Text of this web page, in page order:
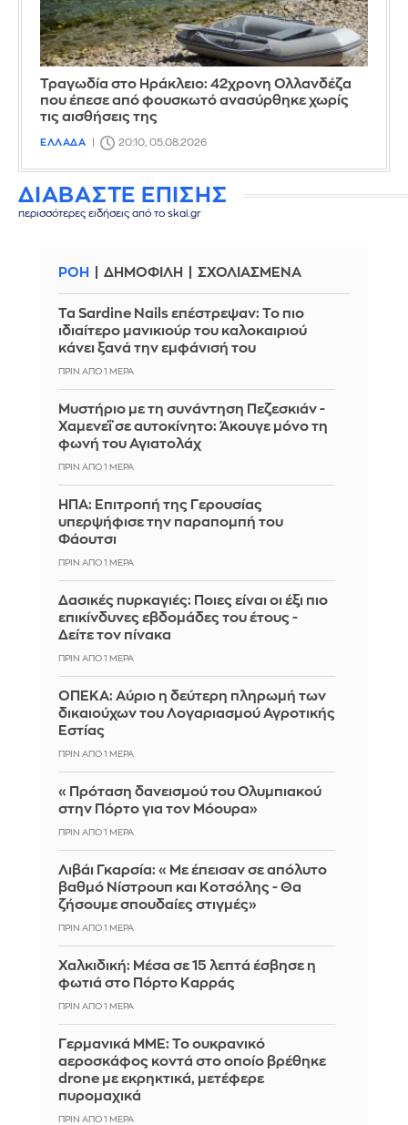
Τραγωδία στο Ηράκλειο: 42χρονη Ολλανδέζα
που έπεσε από φουσκωτό ανασύρθηκε χωρίς
τις αισθήσεις της
ΕΛΛΑΔΑ 20:10, 05.08.2026
ΔΙΑΒΑΣΤΕ ΕΠΙΣΗΣ
περισσότερες ειδήσεις από το skai.gr
ΡΟΗ ΔΗΜΟΦΙΛΗ ΣΧΟΛΙΑΣΜΕΝΑ
Τα Sardine Nails επέστρεψαν: Το πιο
ιδιαίτερο μανικιούρ του καλοκαιριού
κάνει ξανά την εμφάνισή του
ΠΡΙΝ ΑΠΌ 1 ΜΈΡΑ
Μυστήριο με τη συνάντηση Πεζεσκιάν -
Χαμενεΐ σε αυτοκίνητο: Άκουγε μόνο τη
φωνή του Αγιατολάχ
ΠΡΙΝ ΑΠΌ 1 ΜΈΡΑ
ΗΠΑ: Επιτροπή της Γερουσίας
υπερψήφισε την παραπομπή του
Φάουτσι
ΠΡΙΝ ΑΠΌ 1 ΜΈΡΑ
Δασικές πυρκαγιές: Ποιες είναι οι έξι πιο
επικίνδυνες εβδομάδες του έτους -
Δείτε τον πίνακα
ΠΡΙΝ ΑΠΌ 1 ΜΈΡΑ
ΟΠΕΚΑ: Αύριο η δεύτερη πληρωμή των
δικαιούχων του Λογαριασμού Αγροτικής
Εστίας
ΠΡΙΝ ΑΠΌ 1 ΜΈΡΑ
«Πρόταση δανεισμού του Ολυμπιακού
στην Πόρτο για τον Μόουρα»
ΠΡΙΝ ΑΠΌ 1 ΜΈΡΑ
Λιβάι Γκαρσία: «Με έπεισαν σε απόλυτο
βαθμό Νίστρουπ και Κοτσόλης - Θα
ζήσουμε σπουδαίες στιγμές»
ΠΡΙΝ ΑΠΌ 1 ΜΈΡΑ
Χαλκιδική: Μέσα σε 15 λεπτά έσβησε η
φωτιά στο Πόρτο Καρράς
ΠΡΙΝ ΑΠΌ 1 ΜΈΡΑ
Γερμανικά ΜΜΕ: Το ουκρανικό
αεροσκάφος κοντά στο οποίο βρέθηκε
drone με εκρηκτικά, μετέφερε
πυρομαχικά
ΠΡΙΝ ΑΠΌ 1 ΜΈΡΑ